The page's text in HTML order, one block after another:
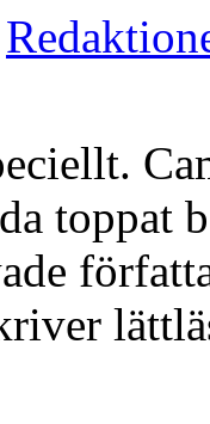
toppat